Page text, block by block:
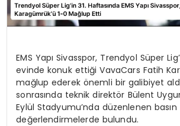
EMS Yapı Sivasspor, Trendyol Süper
evinde konuk ettiği VavaCars Fatih
mağlup ederek önemli bir galibiyet
sonrasında teknik direktör Bülent
Eylül Stadyumu’nda düzenlenen basın
değerlendirmelerde bulundu.